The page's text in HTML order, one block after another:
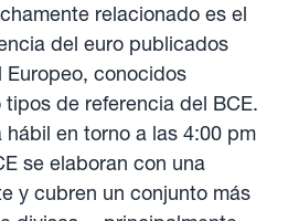
relacionado es el
del euro publicados
conocidos
de referencia del BCE.
en torno a las 4:00 pm
se elaboran con una
y cubren un conjunto más